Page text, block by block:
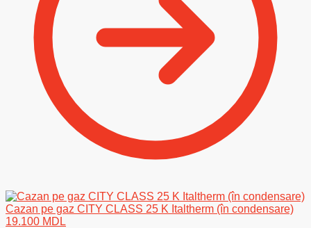
Cazan pe gaz CITY CLASS 25 K Italtherm (în condensare)
19.100 MDL